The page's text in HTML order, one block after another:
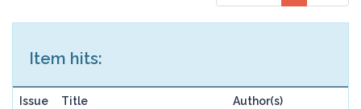
Item hits:
Issue
Title Author(s)